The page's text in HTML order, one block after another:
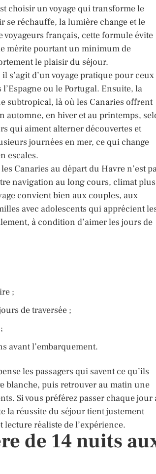
choisir un voyage qui transforme le
se réchauffe, la lumière change et le
français, cette formule évite
mérite pourtant un minimum de
le plaisir du séjour.
s’agit d’un voyage pratique pour ceux
ou le Portugal. Ensuite, la
subtropical, là où les Canaries offrent
automne, en hiver et au printemps,
qui aiment alterner découvertes et
journées en mer, ce qui change
escales.
Canaries au départ du Havre n’est
navigation au long cours, climat plus
convient bien aux couples, aux
avec adolescents qui apprécient
à condition d’aimer les jours de
;
de traversée ;
avant l’embarquement.
les passagers qui savent ce qu’ils
blanche, puis retrouver au matin une
Si vous préférez passer chaque jour
la réussite du séjour tient justement
réaliste de l’expérience.
de 14 nuits